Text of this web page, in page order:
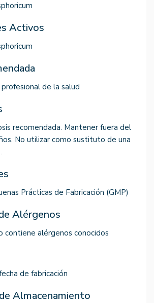
Activos
de la salud
recomendada. Mantener fuera del
No utilizar como sustituto de una
Prácticas de Fabricación (GMP)
Alérgenos
contiene alérgenos conocidos
de fabricación
Almacenamiento